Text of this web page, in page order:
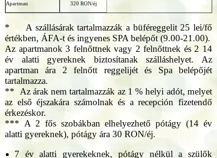
Apartman 320 RON/éj
* A szállásárak tartalmazzák a büféreggelit 25 lei/fő
értékben, ÁFA-t és ingyenes SPA belépőt (9.00-21.00).
Az apartmanok 3 felnőttnek vagy 2 felnőttnek és 2 14
év alatti gyereknek biztosítanak szálláshelyet. Az
apartman ára 2 felnőtt reggelijét és Spa belépőjét
tartalmazza.
** Az árak nem tartalmazzák az 1 % helyi adót, melyet
az első éjszakára számolnak és a recepción fizetendő
érkezéskor.
*** A 2 fős szobákban elhelyezhető pótágy (14 év
alatti gyereknek), pótágy ára 30 RON/éj.
7 év alatti gyerekeknek, pótágy nélkül a szülők